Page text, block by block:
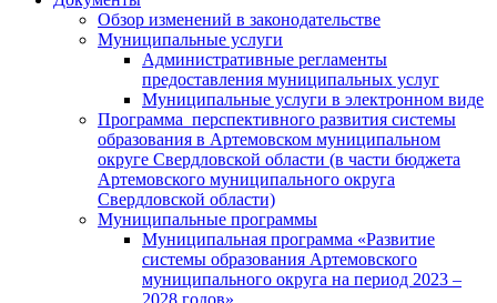
Обзор изменений в законодательстве
Муниципальные услуги
Административные регламенты
предоставления муниципальных услуг
Муниципальные услуги в электронном виде
Программа перспективного развития системы
образования в Артемовском муниципальном
округе Свердловской области (в части бюджета
Артемовского муниципального округа
Свердловской области)
Муниципальные программы
Муниципальная программа «Развитие
системы образования Артемовского
муниципального округа на период 2023 –